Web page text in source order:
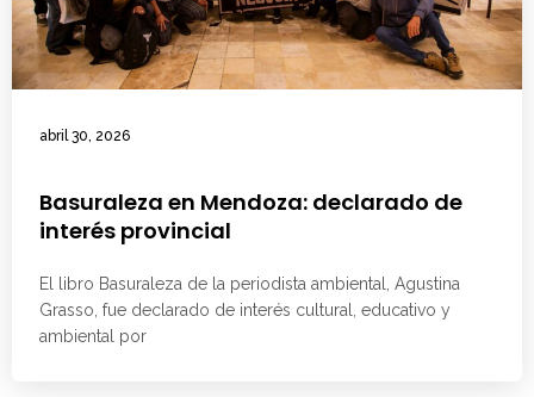
abril 30, 2026
Basuraleza en Mendoza: declarado de
interés provincial
El libro Basuraleza de la periodista ambiental, Agustina
Grasso, fue declarado de interés cultural, educativo y
ambiental por